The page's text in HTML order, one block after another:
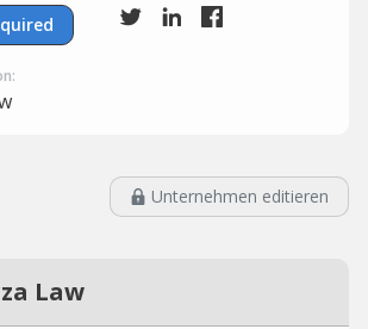
Unternehmen editieren
Law